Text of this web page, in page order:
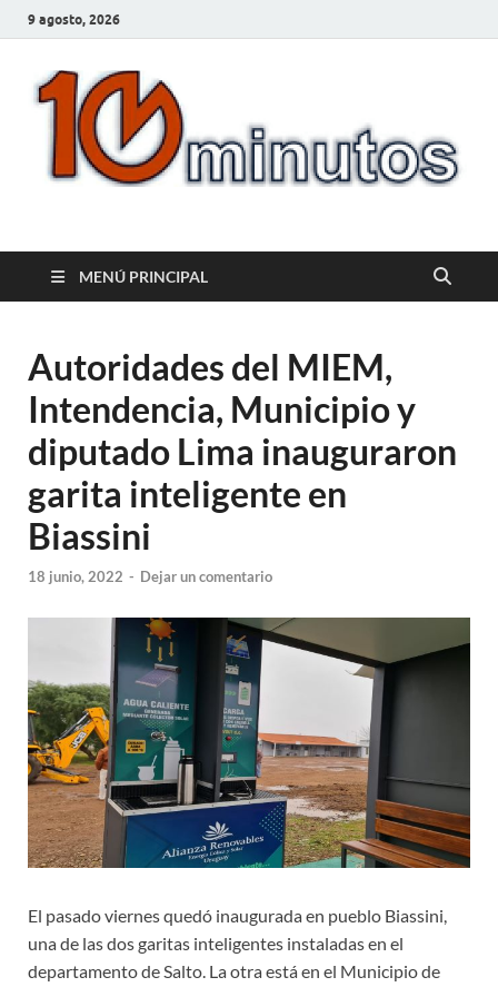
9 agosto, 2026
10minutos.com.uy
MENÚ PRINCIPAL
Autoridades del MIEM,
Intendencia, Municipio y
diputado Lima inauguraron
garita inteligente en
Biassini
18 junio, 2022 - Dejar un comentario
El pasado viernes quedó inaugurada en pueblo Biassini,
una de las dos garitas inteligentes instaladas en el
departamento de Salto. La otra está en el Municipio de